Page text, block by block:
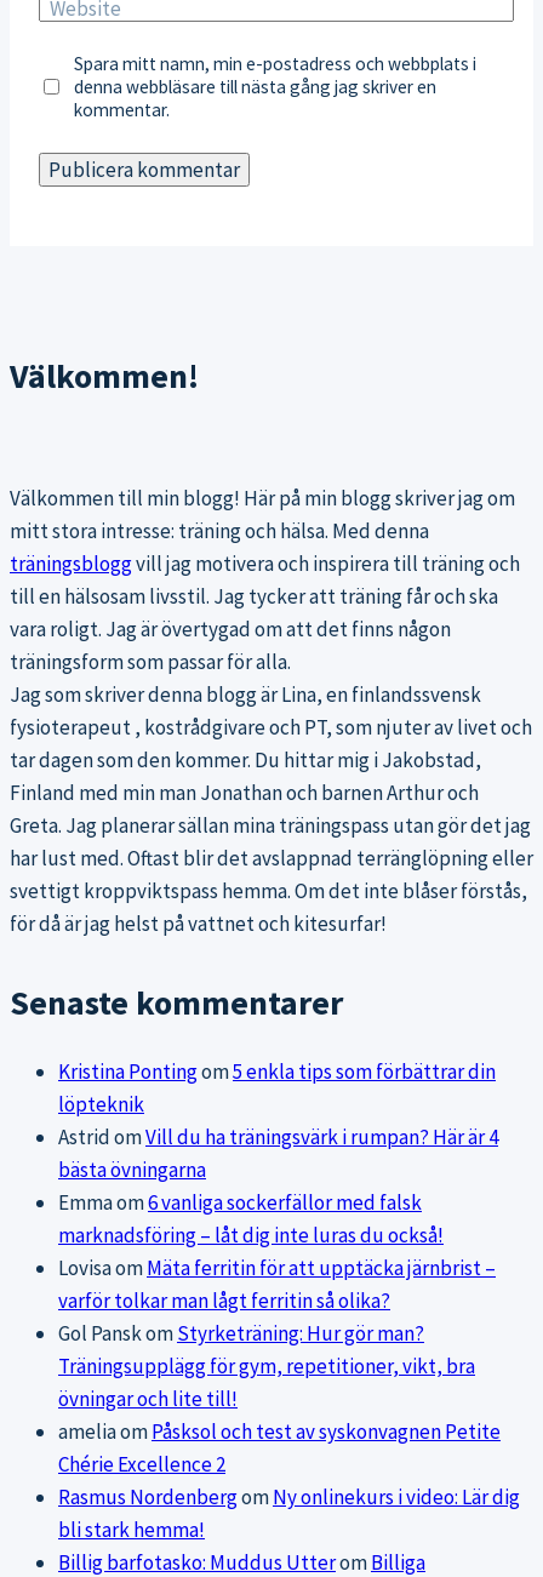
Website
Spara mitt namn, min e-postadress och webbplats i
denna webbläsare till nästa gång jag skriver en
kommentar.
Välkommen!
Välkommen till min blogg! Här på min blogg skriver jag om
mitt stora intresse: träning och hälsa. Med denna
träningsbloggvill jag motivera och inspirera till träning och
till en hälsosam livsstil. Jag tycker att träning får och ska
vara roligt. Jag är övertygad om att det finns någon
träningsform som passar för alla.
Jag som skriver denna blogg är Lina, en finlandssvensk
fysioterapeut , kostrådgivare och PT, som njuter av livet och
tar dagen som den kommer. Du hittar mig i Jakobstad,
Finland med min man Jonathan och barnen Arthur och
Greta. Jag planerar sällan mina träningspass utan gör det jag
har lust med. Oftast blir det avslappnad terränglöpning eller
svettigt kroppviktspass hemma. Om det inte blåser förstås,
för då är jag helst på vattnet och kitesurfar!
Senaste kommentarer
Kristina Pontingom5 enkla tips som förbättrar din
löpteknik
AstridomVill du ha träningsvärk i rumpan? Här är 4
bästa övningarna
Emmaom6 vanliga sockerfällor med falsk
marknadsföring – låt dig inte luras du också!
LovisaomMäta ferritin för att upptäcka järnbrist –
varför tolkar man lågt ferritin så olika?
Gol PanskomStyrketräning: Hur gör man?
Träningsupplägg för gym, repetitioner, vikt, bra
övningar och lite till!
ameliaomPåsksol och test av syskonvagnen Petite
Chérie Excellence 2
Rasmus NordenbergomNy onlinekurs i video: Lär dig
bli stark hemma!
Billig barfotasko: Muddus UtteromBilliga